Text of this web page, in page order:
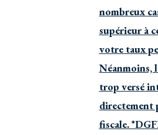
nombreux
supérieur à
votre taux
Néanmoins,
trop versé
directement
fiscale.